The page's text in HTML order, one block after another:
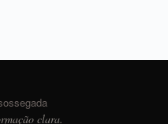
clara.